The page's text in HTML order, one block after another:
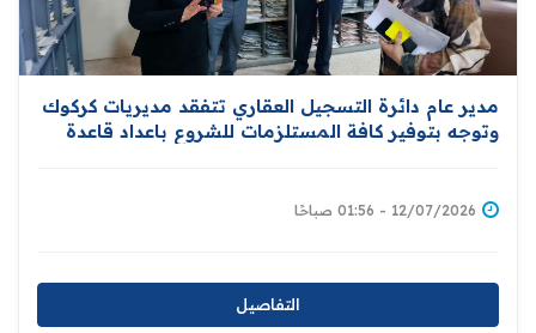
مدير عام دائرة التسجيل العقاري تتفقد مديريات كركوك
وتوجه بتوفير كافة المستلزمات للشروع باعداد قاعدة
12/07/2026 - 01:56 صباحًا
التفاصيل